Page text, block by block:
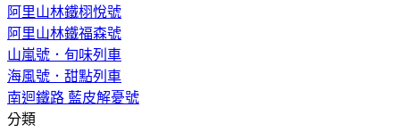
阿里山林鐵栩悅號
阿里山林鐵福森號
山嵐號．旬味列車
海風號．甜點列車
南迴鐵路 藍皮解憂號
分類